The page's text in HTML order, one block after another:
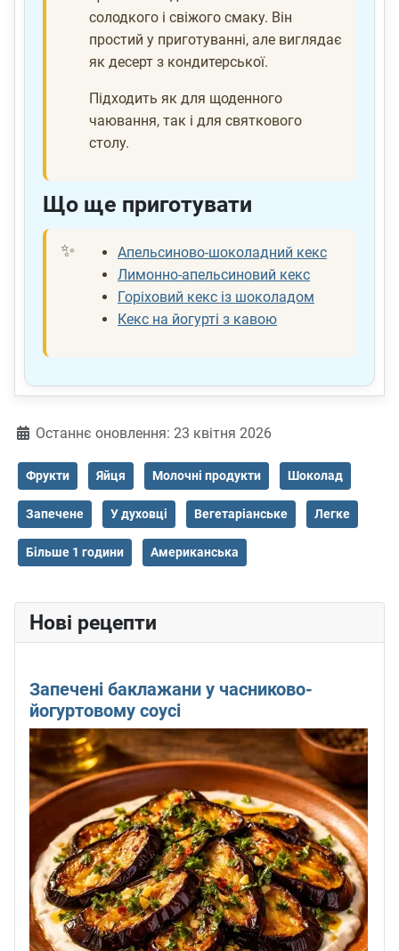
солодкого і свіжого смаку. Він
простий у приготуванні, але виглядає
як десерт з кондитерської.
Підходить як для щоденного
чаювання, так і для святкового
столу.
Що ще приготувати
Апельсиново-шоколадний кекс
Лимонно-апельсиновий кекс
Горіховий кекс із шоколадом
Кекс на йогурті з кавою
ДеталіОстаннє оновлення: 23 квітня 2026
Фрукти Яйця Молочні продукти Шоколад
Запечене У духовці Вегетаріанське Легке
Більше 1 години Американська
Нові рецепти
Запечені баклажани у часниково-
йогуртовому соусі